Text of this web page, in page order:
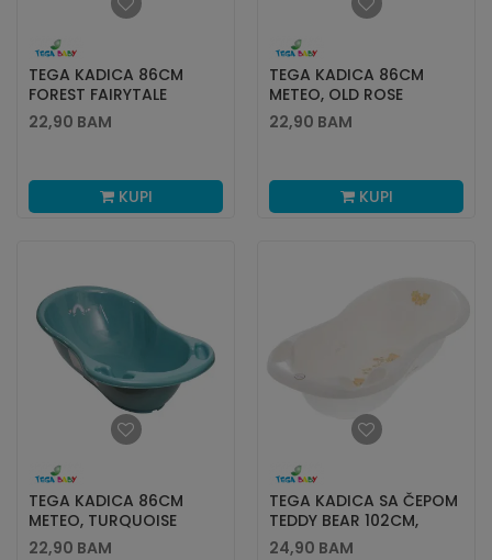
TEGA KADICA 86CM
FOREST FAIRYTALE
22,90 BAM
KUPI
TEGA KADICA 86CM
METEO, OLD ROSE
22,90 BAM
KUPI
TEGA KADICA 86CM
METEO, TURQUOISE
22,90 BAM
TEGA KADICA SA ČEPOM
TEDDY BEAR 102CM,
PEARL
24,90 BAM